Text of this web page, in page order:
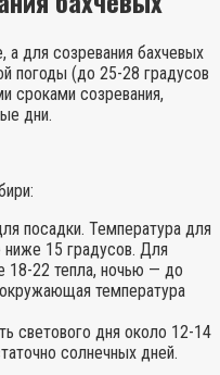
а для созревания бахчевых
погоды (до 25-28 градусов
сроками созревания,
дни.
посадки. Температура для
15 градусов. Для
18-22 тепла, ночью — до
температура
светового дня около 12-14
солнечных дней.